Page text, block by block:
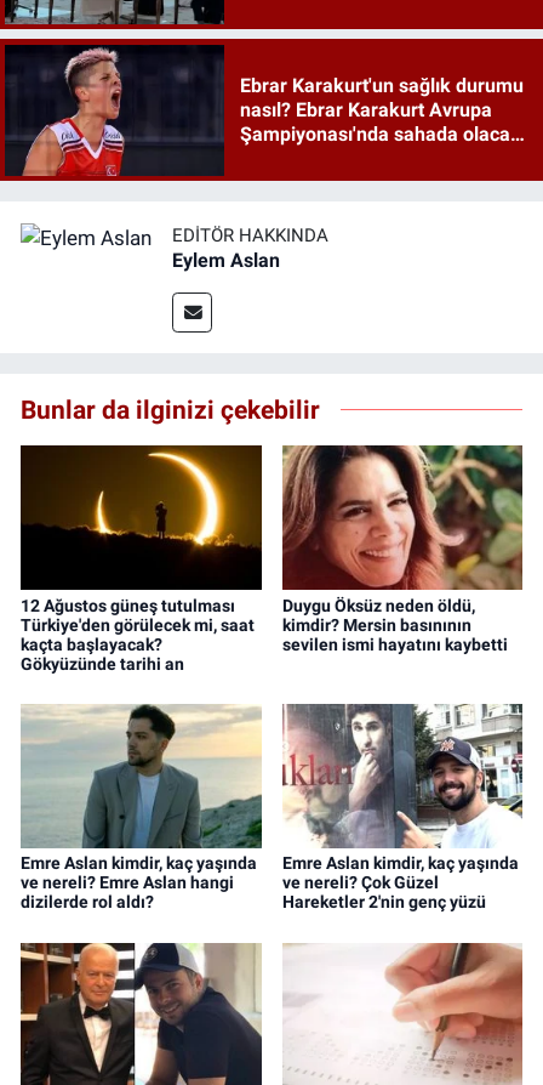
Ebrar Karakurt'un sağlık durumu
nasıl? Ebrar Karakurt Avrupa
Şampiyonası'nda sahada olacak
EDITÖR HAKKINDA
Eylem Aslan
Bunlar da ilginizi çekebilir
12 Ağustos güneş tutulması
Türkiye'den görülecek mi, saat
kaçta başlayacak?
Gökyüzünde tarihi an
Duygu Öksüz neden öldü,
kimdir? Mersin basınının
sevilen ismi hayatını kaybetti
Emre Aslan kimdir, kaç yaşında
ve nereli? Emre Aslan hangi
dizilerde rol aldı?
Emre Aslan kimdir, kaç yaşında
ve nereli? Çok Güzel
Hareketler 2'nin genç yüzü